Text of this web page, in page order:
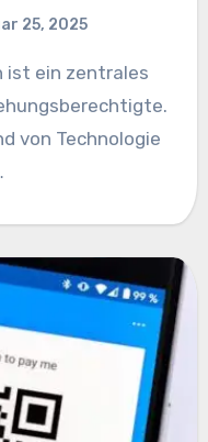
25, 2025
von Technologie